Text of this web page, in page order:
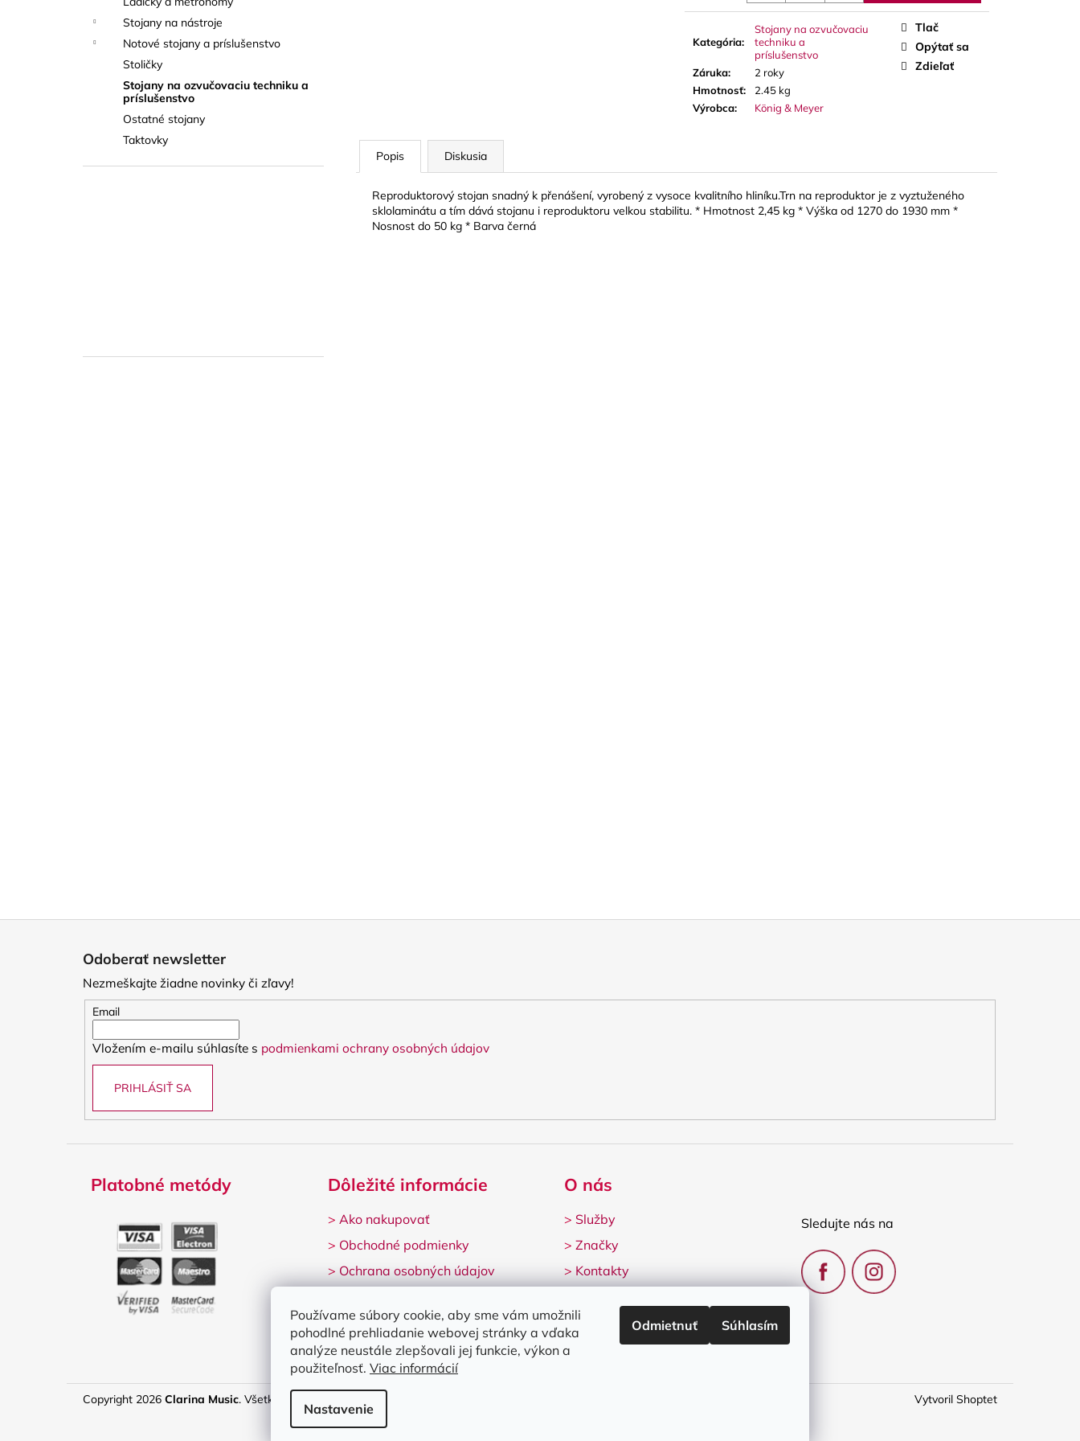
Používame súbory cookie, aby sme vám umožnili
pohodlné prehliadanie webovej stránky a vďaka
analýze neustále zlepšovali jej funkcie, výkon a
použiteľnosť. Viac informácií
Nastavenie
Odmietnuť Súhlasím
Stojany na nástroje
Notové stojany a príslušenstvo
Stoličky
Stojany na ozvučovaciu techniku a
príslušenstvo
Ostatné stojany
Taktovky
Kategória:
Stojany na ozvučovaciu
techniku a
príslušenstvo
Záruka:
2 roky
Hmotnosť:
2.45 kg
Výrobca: König & Meyer
Tlač
Opýtať sa
Zdieľať
Popis Diskusia
Reproduktorový stojan snadný k přenášení, vyrobený z vysoce kvalitního hliníku.Trn na reproduktor je z vyztuženého
sklolaminátu a tím dává stojanu i reproduktoru velkou stabilitu. * Hmotnost 2,45 kg * Výška od 1270 do 1930 mm *
Nosnost do 50 kg * Barva černá
THOMANN FLOW-BALL
3 €
VANDOREN JAVA RED CUT PLÁTKY
Odoberať newsletter
Nezmeškajte žiadne novinky či zľavy!
Email
Vložením e-mailu súhlasíte s podmienkami ochrany osobných údajov
PRIHLÁSIŤ SA
Platobné metódy Dôležité informácie
> Ako nakupovať
> Obchodné podmienky
> Ochrana osobných údajov
O nás
> Služby
> Značky
> Kontakty
Sledujte nás na
Vytvoril Shoptet
Copyright 2026 Clarina Music. Všetky práva vyhradené.